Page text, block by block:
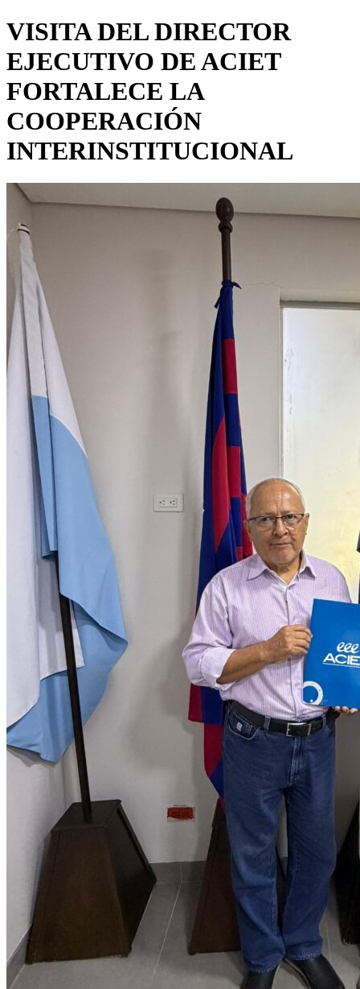
VISITA DEL DIRECTOR
EJECUTIVO DE ACIET
FORTALECE LA
COOPERACIÓN
INTERINSTITUCIONAL